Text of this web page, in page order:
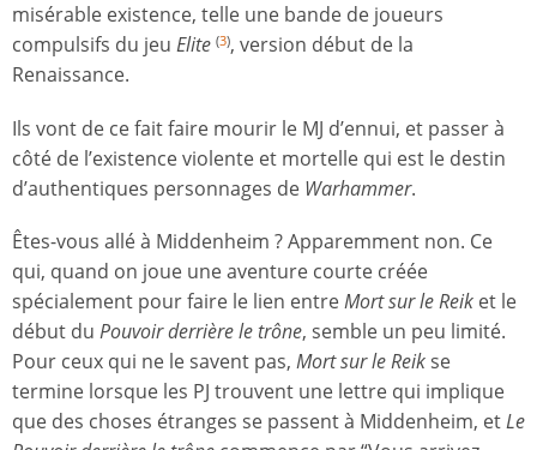
misérable existence, telle une bande de joueurs
compulsifs du jeu Elite (3), version début de la
Renaissance.
Ils vont de ce fait faire mourir le MJ d’ennui, et passer à
côté de l’existence violente et mortelle qui est le destin
d’authentiques personnages de Warhammer.
Êtes-vous allé à Middenheim ? Apparemment non. Ce
qui, quand on joue une aventure courte créée
spécialement pour faire le lien entreMort sur le Reik et le
début du Pouvoir derrière le trône, semble un peu limité.
Pour ceux qui ne le savent pas, Mort sur le Reikse
termine lorsque les PJ trouvent une lettre qui implique
que des choses étranges se passent à Middenheim, etLe